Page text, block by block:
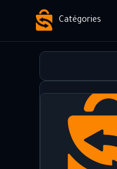
Catégories